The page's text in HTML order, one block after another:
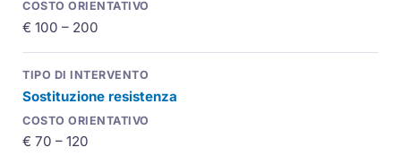
€ 100 – 200
Sostituzione resistenza
€ 70 – 120